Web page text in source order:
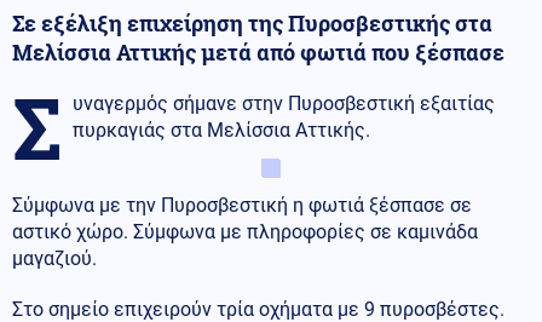
Σε εξέλιξη επιχείρηση της Πυροσβεστικής στα
Μελίσσια Αττικής μετά από φωτιά που ξέσπασε
Σ
υναγερμός σήμανε στην Πυροσβεστική εξαιτίας
πυρκαγιάς στα Μελίσσια Αττικής.
Σύμφωνα με την Πυροσβεστική η φωτιά ξέσπασε σε
αστικό χώρο. Σύμφωνα με πληροφορίες σε καμινάδα
μαγαζιού.
Στο σημείο επιχειρούν τρία οχήματα με 9 πυροσβέστες.